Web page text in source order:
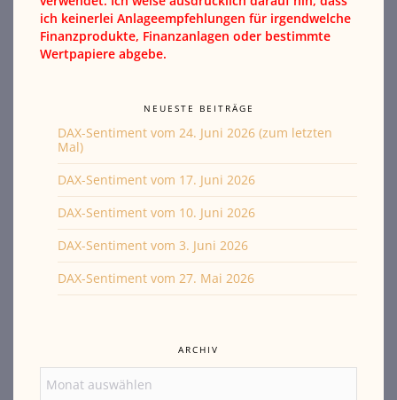
ich keinerlei Anlageempfehlungen für irgendwelche
Finanzprodukte, Finanzanlagen oder bestimmte
Wertpapiere abgebe.
NEUESTE BEITRÄGE
DAX-Sentiment vom 24. Juni 2026 (zum letzten
Mal)
DAX-Sentiment vom 17. Juni 2026
DAX-Sentiment vom 10. Juni 2026
DAX-Sentiment vom 3. Juni 2026
DAX-Sentiment vom 27. Mai 2026
ARCHIV